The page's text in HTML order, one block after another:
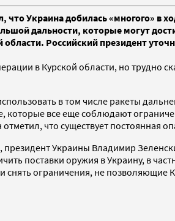
что Украина добилась «многого» в
дальности, которые могут
Российский президент
в Курской области, но трудно
в том числе ракеты
которые все еще соблюдают
что существует постоянная
президент Украины Владимир
поставки оружия в Украину, в
ограничения, не позволяющие